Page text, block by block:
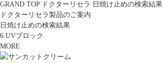
GRAND TOP
ドクターリセラ 日焼け止めの検索結果
ドクターリセラ製品のご案内
日焼け止めの検索結果
6.UVブロック
MORE